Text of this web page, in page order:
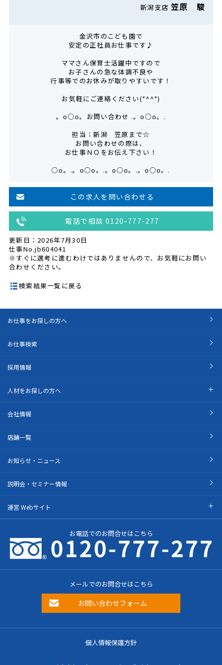
新潟支店 笠原 駿
金沢市のこども園で
安定の正社員お仕事です♪
ママさん保育士活躍中ですので
お子さんの急な体調不良や
行事等でのお休みが取りやすいです！
お気軽にご連絡ください(*^^*)
。o○o。お問い合わせ .。o○o。.
担当：新潟 笠原まで☆
お問い合わせの際は、
お仕事ＮＯをお伝え下さい！
○o。.。o○o。.。o○o。.。o○o。.
この求人を問い合わせる
電話で相談 0120-777-277
更新日：2026年7月30日
仕事No.jb604041
※すぐに選考に進むわけではありませんので、お気軽にお問い
合わせください。
検索結果一覧に戻る
お仕事をお探しの方へ
お仕事検索
採用情報
人材をお探しの方へ
会社情報
店舗一覧
お知らせ・ニュース
説明会・セミナー情報
運営 Webサイト
お電話でのお問合せはこちら
メールでのお問合せはこちら
お問い合わせフォーム
個人情報保護方針